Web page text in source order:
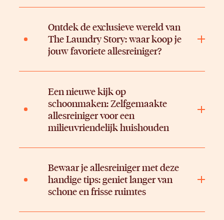
Ontdek de exclusieve wereld van
The Laundry Story: waar koop je
jouw favoriete allesreiniger?
Een nieuwe kijk op
schoonmaken: Zelfgemaakte
allesreiniger voor een
milieuvriendelijk huishouden
Bewaar je allesreiniger met deze
handige tips: geniet langer van
schone en frisse ruimtes